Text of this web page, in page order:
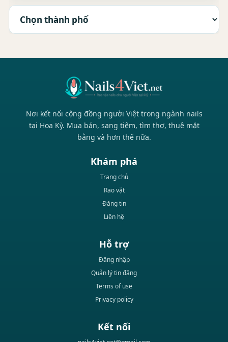
Nơi kết nối cộng đồng người Việt trong ngành nails
tại Hoa Kỳ. Mua bán, sang tiệm, tìm thợ, thuê mặt
bằng và hơn thế nữa.
Khám phá
Trang chủ
Rao vặt
Đăng tin
Liên hệ
Hỗ trợ
Đăng nhập
Quản lý tin đăng
Terms of use
Privacy policy
Kết nối